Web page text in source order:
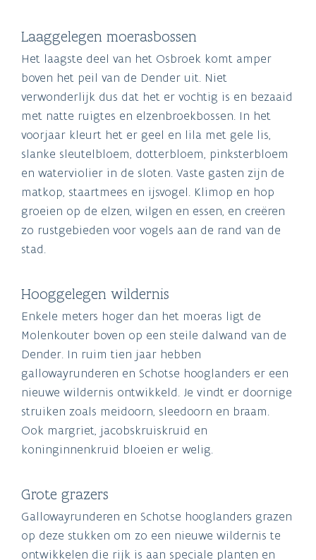
Laaggelegen moerasbossen
Het laagste deel van het Osbroek komt amper
boven het peil van de Dender uit. Niet
verwonderlijk dus dat het er vochtig is en bezaaid
met natte ruigtes en elzenbroekbossen. In het
voorjaar kleurt het er geel en lila met gele lis,
slanke sleutelbloem, dotterbloem, pinksterbloem
en waterviolier in de sloten. Vaste gasten zijn de
matkop, staartmees en ijsvogel. Klimop en hop
groeien op de elzen, wilgen en essen, en creëren
zo rustgebieden voor vogels aan de rand van de
stad.
Hooggelegen wildernis
Enkele meters hoger dan het moeras ligt de
Molenkouter boven op een steile dalwand van de
Dender. In ruim tien jaar hebben
gallowayrunderen en Schotse hooglanders er een
nieuwe wildernis ontwikkeld. Je vindt er doornige
struiken zoals meidoorn, sleedoorn en braam.
Ook margriet, jacobskruiskruid en
koninginnenkruid bloeien er welig.
Grote grazers
Gallowayrunderen en Schotse hooglanders grazen
op deze stukken om zo een nieuwe wildernis te
ontwikkelen die rijk is aan speciale planten en